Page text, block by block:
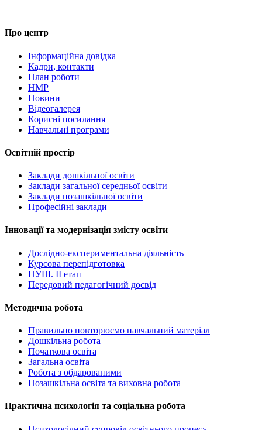
Про центр
Інформаційна довідка
Кадри, контакти
План роботи
НМР
Новини
Відеогалерея
Корисні посилання
Навчальні програми
Освітній простір
Заклади дошкільної освіти
Заклади загальної середньої освіти
Заклади позашкільної освіти
Професійні заклади
Інновації та модернізація змісту освіти
Дослідно-експериментальна діяльність
Курсова перепідготовка
НУШ. ІІ етап
Передовий педагогічний досвід
Методична робота
Правильно повторюємо навчальний матеріал
Дошкільна робота
Початкова освіта
Загальна освіта
Робота з обдарованими
Позашкільна освіта та виховна робота
Практична психологія та соціальна робота